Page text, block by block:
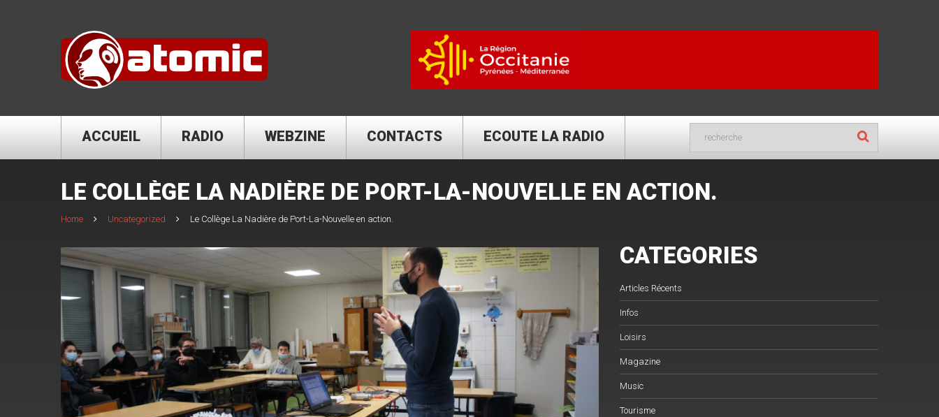
ACCUEIL RADIO WEBZINE CONTACTS ECOUTE LA RADIO
LE COLLÈGE LA NADIÈRE DE PORT-LA-NOUVELLE EN ACTION.
Home Uncategorized Le Collège La Nadière de Port-La-Nouvelle en action.
CATEGORIES
Articles Récents
Infos
Loisirs
Magazine
Music
Tourisme